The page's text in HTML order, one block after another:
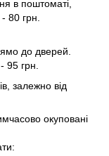
в поштоматі,
80 грн.
до дверей.
95 грн.
залежно від
окуповані